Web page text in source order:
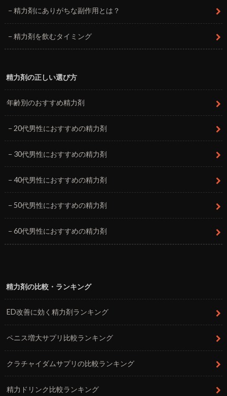
精力剤にありがちな副作用とは？
精力剤を飲むタイミング
精力剤の正しい選び方
年齢別のおすすめ精力剤
20代男性におすすめの精力剤
30代男性におすすめの精力剤
40代男性におすすめの精力剤
50代男性におすすめの精力剤
60代男性におすすめの精力剤
精力剤の比較・ランキング
ED改善に効く精力剤ランキング
ペニス増大サプリ比較ランキング
クラチャイダムサプリの比較ランキング
精力ドリンク比較ランキング